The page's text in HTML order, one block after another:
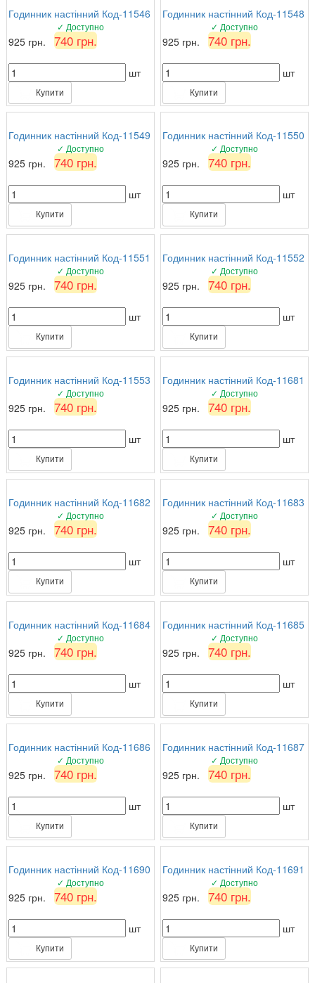
Годинник настінний Код-11546
✓ Доступно
925 грн. 740 грн.
шт
Купити
Годинник настінний Код-11548
✓ Доступно
925 грн. 740 грн.
шт
Купити
Годинник настінний Код-11549
✓ Доступно
925 грн. 740 грн.
шт
Купити
Годинник настінний Код-11550
✓ Доступно
925 грн. 740 грн.
шт
Купити
Годинник настінний Код-11551
✓ Доступно
925 грн. 740 грн.
шт
Купити
Годинник настінний Код-11552
✓ Доступно
925 грн. 740 грн.
шт
Купити
Годинник настінний Код-11553
✓ Доступно
925 грн. 740 грн.
шт
Купити
Годинник настінний Код-11681
✓ Доступно
925 грн. 740 грн.
шт
Купити
Годинник настінний Код-11682
✓ Доступно
925 грн. 740 грн.
шт
Купити
Годинник настінний Код-11683
✓ Доступно
925 грн. 740 грн.
шт
Купити
Годинник настінний Код-11684
✓ Доступно
925 грн. 740 грн.
шт
Купити
Годинник настінний Код-11685
✓ Доступно
925 грн. 740 грн.
шт
Купити
Годинник настінний Код-11686
✓ Доступно
925 грн. 740 грн.
шт
Купити
Годинник настінний Код-11687
✓ Доступно
925 грн. 740 грн.
шт
Купити
Годинник настінний Код-11690
✓ Доступно
925 грн. 740 грн.
шт
Купити
Годинник настінний Код-11691
✓ Доступно
925 грн. 740 грн.
шт
Купити